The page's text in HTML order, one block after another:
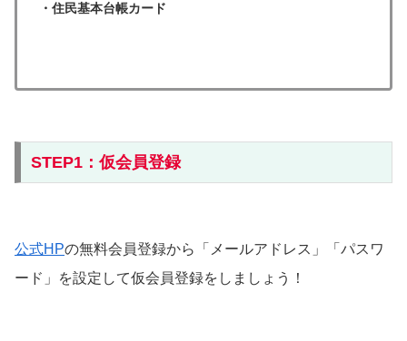
・住民基本台帳カード
STEP1：仮会員登録
公式HPの無料会員登録から「メールアドレス」「パスワ
ード」を設定して仮会員登録をしましょう！